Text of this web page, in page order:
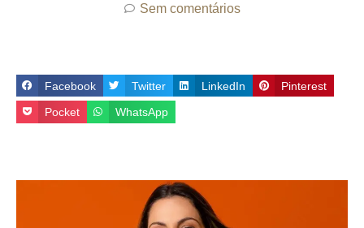
Sem comentários
Facebook Twitter LinkedIn Pinterest
Pocket WhatsApp